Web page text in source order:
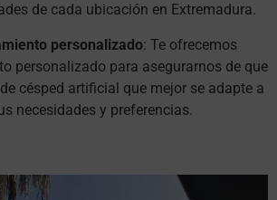
de cada ubicación en Extremadura.
personalizado: Te ofrecemos
personalizado para asegurarnos de que
césped artificial que mejor se adapte a
necesidades y preferencias.